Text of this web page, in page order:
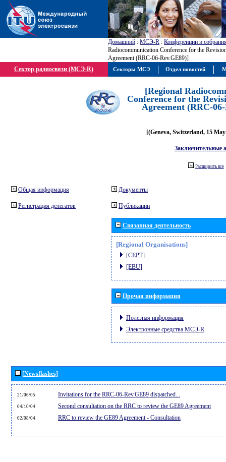
Домашний : МСЭ-R : Конференции и
Radiocommunication Conference for the
Agreement (RRC-06-Rev.GE89)]
Сектор радиосвязи (МСЭ-R)
[Regional
Conference for the
Agreement (RRC-
[(Geneva, Switzerland, 15
Заключительные
Расширить все
Общая информация
Регистрация делегатов
Документы
Публикации
Связанная деятельность
[Regional Organisations]
[CEPT]
[EBU]
Прочая информация
Полезная информация
Электронные средства МСЭ-R
[Newsflashes]
21/06/05 Invitations for the RRC-06-Rev.GE89 dispatched...
04/10/04 Second consultation on the RRC to review the GE89 Agreement
02/08/04 RRC to review the GE89 Agreement - Consultation
Секторы МСЭ Отдел новостей